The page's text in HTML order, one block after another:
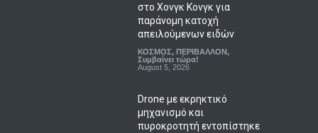
στο Χονγκ Κονγκ για
παράνομη κατοχή
απειλούμενων ειδών
ΚΟΣΜΟΣ, ΠΕΡΙΒΑΛΛΟΝ,
Συμβαίνει τώρα!
August 5, 2026
Drone με εκρηκτικό
μηχανισμό και
πυροκροτητή εντοπίστηκε